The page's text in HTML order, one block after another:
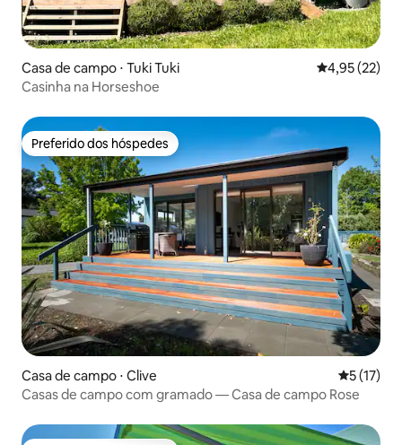
Casa de campo ⋅ Tuki Tuki 4,95 de uma
4,95 (22)
Casinha na Horseshoe
Preferido dos hóspedes
Preferido dos hóspedes
Casa de campo ⋅ Clive 5 de uma
5 (17)
Casas de campo com gramado — Casa de campo Rose